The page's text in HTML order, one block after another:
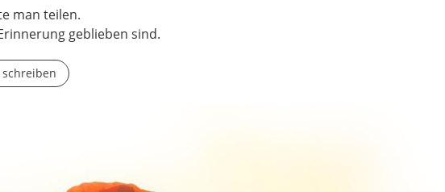
man teilen.
geblieben sind.